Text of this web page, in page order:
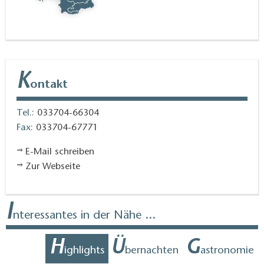
Kontakt
Tel.: 033704-66304
Fax: 033704-67771
E-Mail schreiben
Zur Webseite
Interessantes in der Nähe ...
Highlights Übernachten Gastronomie